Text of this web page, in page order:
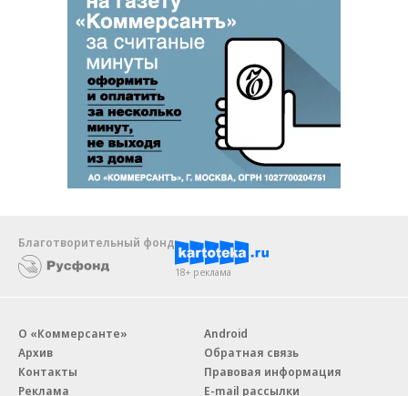
Благотворительный фонд
18+ реклама
О «Коммерсанте»
Архив
Контакты
Реклама
Android
Обратная связь
Правовая информация
E-mail рассылки